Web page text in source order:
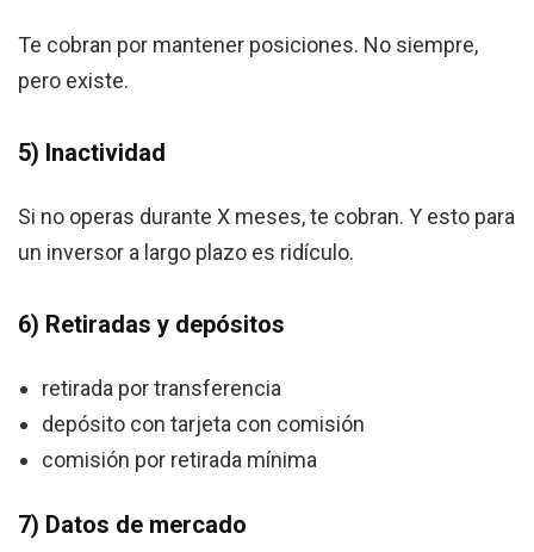
Te cobran por mantener posiciones. No siempre,
pero existe.
5) Inactividad
Si no operas durante X meses, te cobran. Y esto para
un inversor a largo plazo es ridículo.
6) Retiradas y depósitos
retirada por transferencia
depósito con tarjeta con comisión
comisión por retirada mínima
7) Datos de mercado